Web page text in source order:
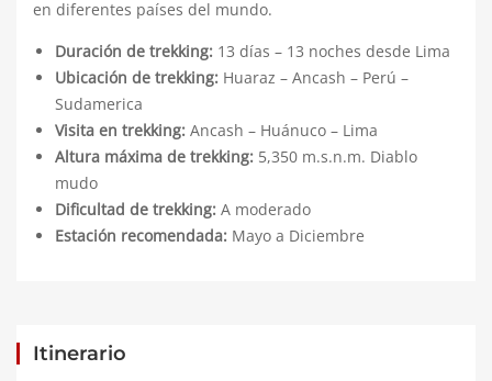
en diferentes países del mundo.
Duración de trekking: 13 días – 13 noches desde Lima
Ubicación de trekking: Huaraz – Ancash – Perú –
Sudamerica
Visita en trekking: Ancash – Huánuco – Lima
Altura máxima de trekking: 5,350 m.s.n.m. Diablo
mudo
Dificultad de trekking: A moderado
Estación recomendada: Mayo a Diciembre
Itinerario